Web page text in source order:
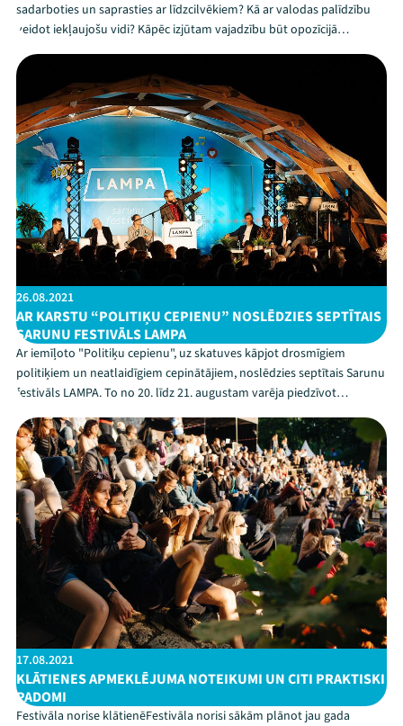
sadarboties un saprasties ar līdzcilvēkiem? Kā ar valodas palīdzību
veidot iekļaujošu vidi? Kāpēc izjūtam vajadzību būt opozīcijā
vairākumam un kā tas liecina par veselīgu sabiedrību? Atbildes uz
šiem un citiem jautājumiem Sarunu skolas LAM...
26.08.2021
AR KARSTU “POLITIĶU CEPIENU” NOSLĒDZIES SEPTĪTAIS
SARUNU FESTIVĀLS LAMPA
Ar iemīļoto "Politiķu cepienu", uz skatuves kāpjot drosmīgiem
politiķiem un neatlaidīgiem cepinātājiem, noslēdzies septītais Sarunu
festivāls LAMPA. To no 20. līdz 21. augustam varēja piedzīvot
skatuvēs izkliedēti Cēsu pilsētā. 222 pas...
17.08.2021
KLĀTIENES APMEKLĒJUMA NOTEIKUMI UN CITI PRAKTISKI
PADOMI
Festivāla norise klātienēFestivāla norisi sākām plānot jau gada